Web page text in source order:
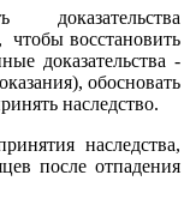
чтобы восстановить
доказательства -
обосновать
наследство.
наследства,
после отпадения